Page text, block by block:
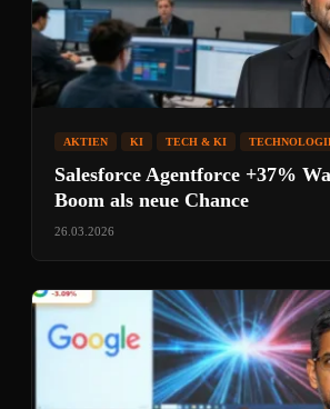
AKTIEN KI TECH & KI
Salesforce Agentforce +37%
Boom als neue Chance
26.03.2026